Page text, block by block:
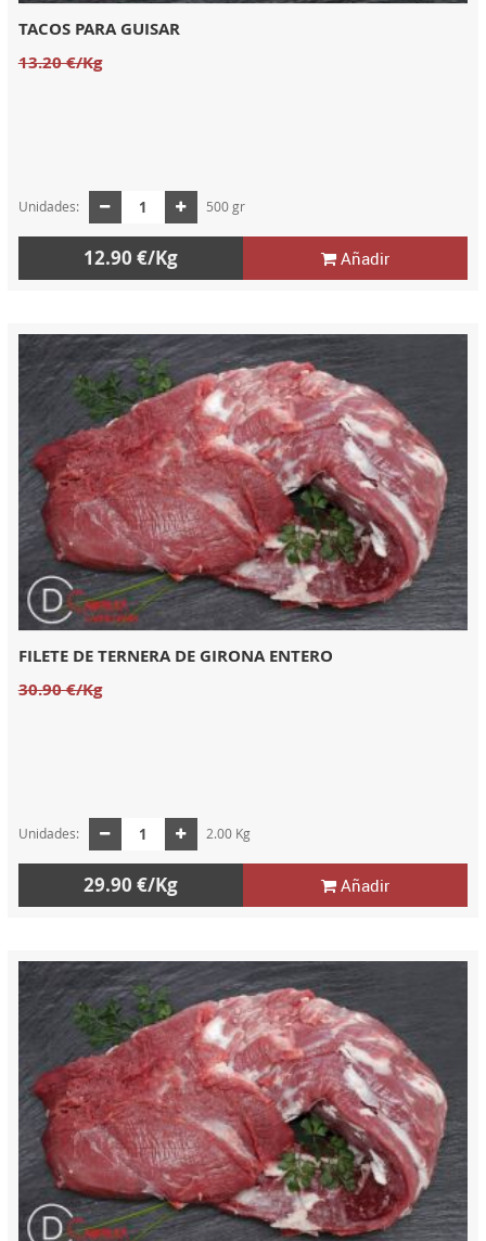
TACOS PARA GUISAR
13.20 €/Kg
Unidades: 500 gr
12.90 €/Kg Añadir
FILETE DE TERNERA DE GIRONA ENTERO
30.90 €/Kg
Unidades: 2.00 Kg
29.90 €/Kg Añadir